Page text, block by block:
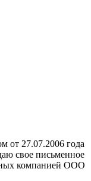
от 27.07.2006 года
свое письменное
компанией ООО